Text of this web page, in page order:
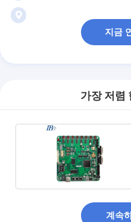
지금
가장 저렴
계속